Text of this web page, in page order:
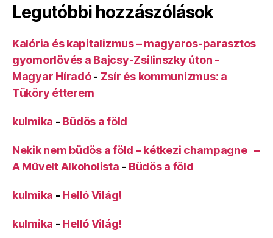
Legutóbbi hozzászólások
Kalória és kapitalizmus – magyaros-parasztos
gyomorlövés a Bajcsy-Zsilinszky úton -
Magyar Híradó- Zsír és kommunizmus: a
Tüköry étterem
kulmika - Büdös a föld
Nekik nem büdös a föld – kétkezi champagne –
A Művelt Alkoholista - Büdös a föld
kulmika - Helló Világ!
kulmika - Helló Világ!